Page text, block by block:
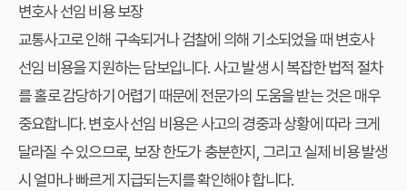
변호사 선임 비용 보장
교통사고로 인해 구속되거나 검찰에 의해 기소되었을 때 변호사
선임 비용을 지원하는 담보입니다. 사고 발생 시 복잡한 법적 절차
를 홀로 감당하기 어렵기 때문에 전문가의 도움을 받는 것은 매우
중요합니다. 변호사 선임 비용은 사고의 경중과 상황에 따라 크게
달라질 수 있으므로, 보장 한도가 충분한지, 그리고 실제 비용 발생
시 얼마나 빠르게 지급되는지를 확인해야 합니다.